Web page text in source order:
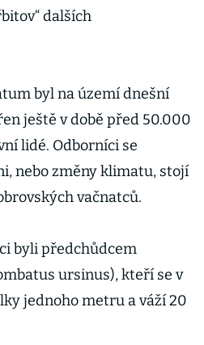
dalších
byl na území dnešní
ještě v době před 50.000
lidé. Odborníci se
nebo změny klimatu, stojí
vačnatců.
byli předchůdcem
ursinus), kteří se v
jednoho metru a váží 20